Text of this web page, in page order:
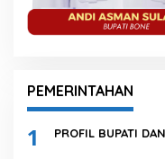
PEMERINTAHAN
1 PROFIL BUPATI